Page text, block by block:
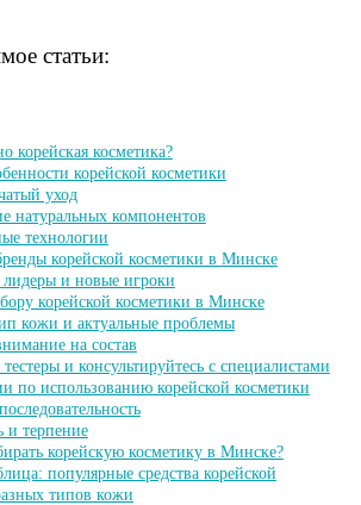
статьи:
корейская косметика?
корейской косметики
уход
натуральных компонентов
технологии
корейской косметики в Минске
лидеры и новые игроки
корейской косметики в Минске
кожи и актуальные проблемы
на состав
и консультируйтесь с специалистами
по использованию корейской косметики
и терпение
корейскую косметику в Минске?
популярные средства корейской
типов кожи